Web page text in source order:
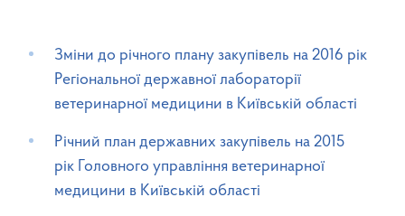
Зміни до річного плану закупівель на 2016 рік
Регіональної державної лабораторії
ветеринарної медицини в Київській області
Річний план державних закупівель на 2015
рік Головного управління ветеринарної
медицини в Київській області